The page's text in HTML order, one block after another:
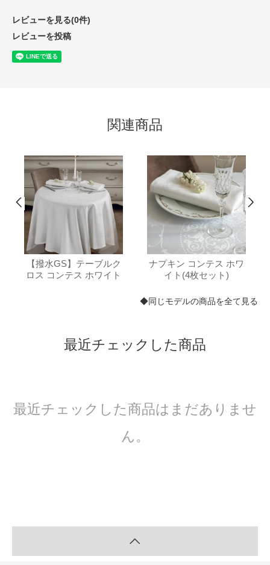
レビューを見る(0件)
レビューを投稿
関連商品
【撥水GS】テーブルク
ロス コンテス ホワイト
ナプキン コンテス ホワ
イト(4枚セット)
◆同じモデルの商品を全て見る
最近チェックした商品
最近チェックした商品はまだありませ
ん。